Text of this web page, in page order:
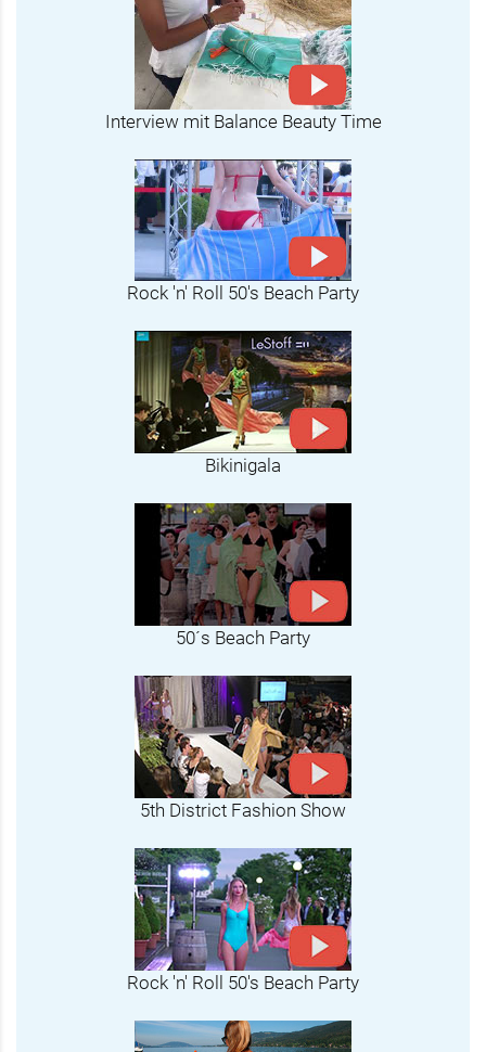
Interview mit Balance Beauty Time
Rock 'n' Roll 50's Beach Party
Bikinigala
50´s Beach Party
5th District Fashion Show
Rock 'n' Roll 50's Beach Party